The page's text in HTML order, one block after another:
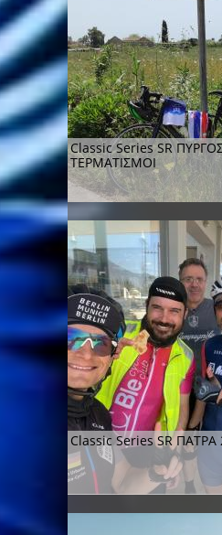
Classic Series SR
ΤΕΡΜΑΤΙΣΜΟΙ
Classic Series SR